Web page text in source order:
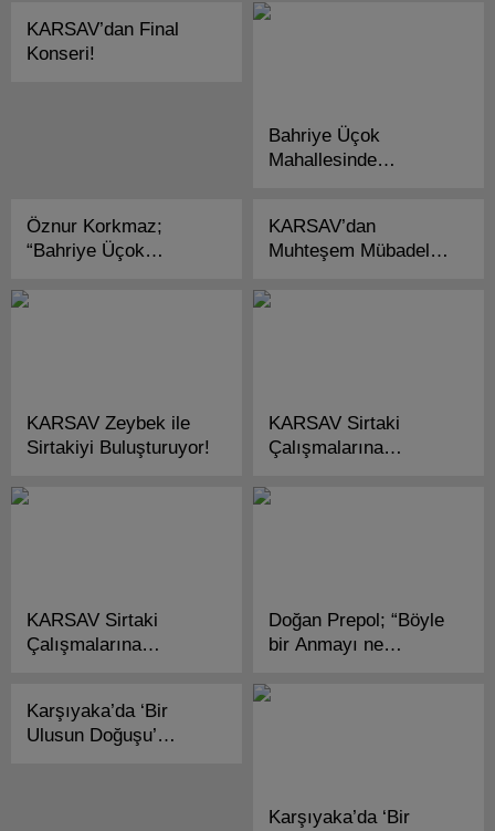
KARSAV’dan Final
Konseri!
Bahriye Üçok
Mahallesinde
Öznur Korkmaz;
“Bahriye Üçok
Solisti!”
KARSAV’dan
Muhteşem Mübadele
KARSAV Zeybek ile
Sirtakiyi Buluşturuyor!
KARSAV Sirtaki
Çalışmalarına
KARSAV Sirtaki
Çalışmalarına
Doğan Prepol; “Böyle
bir Anmayı ne
gördü!”
Karşıyaka’da ‘Bir
Ulusun Doğuşu’
Karşıyaka’da ‘Bir